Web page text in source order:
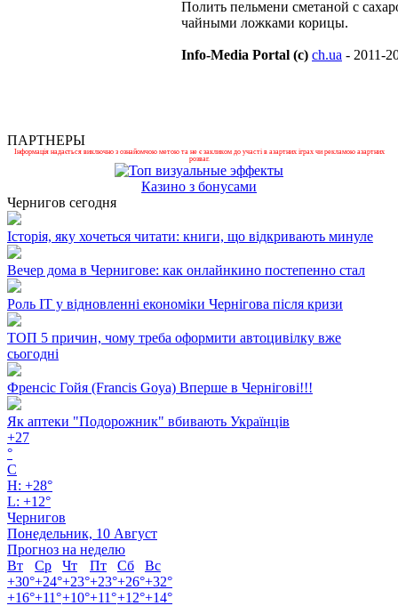
Полить пельмени сметаной с
чайными ложками корицы.
Info-Media Portal (c) ch.ua - 2011-
ПАРТНЕРЫ
Інформація надається виключно з ознайомчою метою та не є закликом до участі в азартних іграх чи рекламою азартних
розваг.
Казино з бонусами
Чернигов сегодня
Історія, яку хочеться читати: книги, що відкривають минуле
Вечер дома в Чернигове: как онлайнкино постепенно стал
Роль ІТ у відновленні економіки Чернігова після кризи
ТОП 5 причин, чому треба оформити автоцивілку вже
сьогодні
Френсіс Гойя (Francis Goya) Вперше в Чернігові!!!
Як аптеки "Подорожник" вбивають Українців
+27
°
C
H: +28°
L: +12°
Чернигов
Понедельник, 10 Август
Прогноз на неделю
Вт
Ср Чт Пт Сб
Вс
+30°+24°+23°+23°+26°+32°
+16°+11°+10°+11°+12°+14°